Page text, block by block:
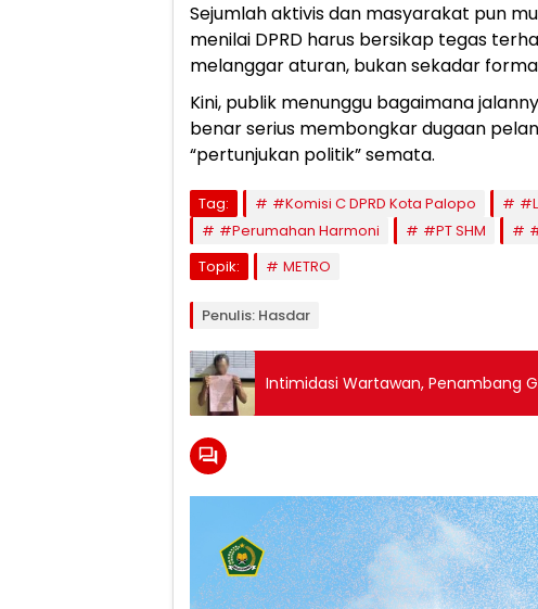
Sejumlah aktivis dan masyarakat pun
menilai DPRD harus bersikap tegas
melanggar aturan, bukan sekadar
Kini, publik menunggu bagaimana
benar serius membongkar dugaan
“pertunjukan politik” semata.
Tag: #Komisi C DPRD Kota Palopo
#Perumahan Harmoni
#PT SHM
Topik:
METRO
Penulis: Hasdar
Intimidasi Wartawan, Penambang